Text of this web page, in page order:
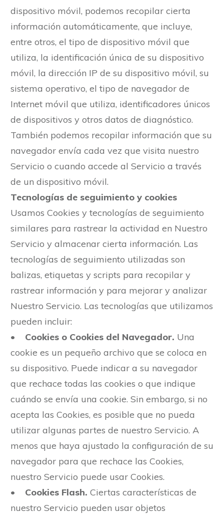
dispositivo móvil, podemos recopilar cierta
información automáticamente, que incluye,
entre otros, el tipo de dispositivo móvil que
utiliza, la identificación única de su dispositivo
móvil, la dirección IP de su dispositivo móvil, su
sistema operativo, el tipo de navegador de
Internet móvil que utiliza, identificadores únicos
de dispositivos y otros datos de diagnóstico.
También podemos recopilar información que su
navegador envía cada vez que visita nuestro
Servicio o cuando accede al Servicio a través
de un dispositivo móvil.
Tecnologías de seguimiento y cookies
Usamos Cookies y tecnologías de seguimiento
similares para rastrear la actividad en Nuestro
Servicio y almacenar cierta información. Las
tecnologías de seguimiento utilizadas son
balizas, etiquetas y scripts para recopilar y
rastrear información y para mejorar y analizar
Nuestro Servicio. Las tecnologías que utilizamos
pueden incluir:
• Cookies o Cookies del Navegador. Una
cookie es un pequeño archivo que se coloca en
su dispositivo. Puede indicar a su navegador
que rechace todas las cookies o que indique
cuándo se envía una cookie. Sin embargo, si no
acepta las Cookies, es posible que no pueda
utilizar algunas partes de nuestro Servicio. A
menos que haya ajustado la configuración de su
navegador para que rechace las Cookies,
nuestro Servicio puede usar Cookies.
• Cookies Flash. Ciertas características de
nuestro Servicio pueden usar objetos